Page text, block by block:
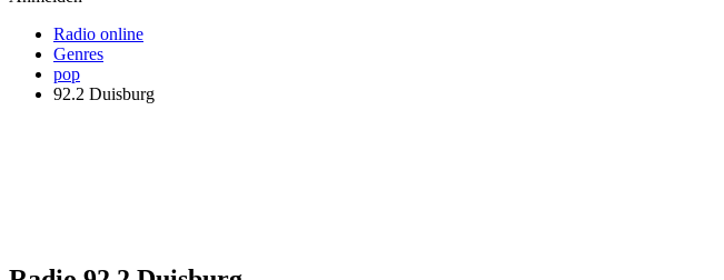
Radio online
Genres
pop
92.2 Duisburg